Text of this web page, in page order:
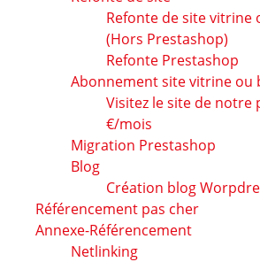
Refonte de site vitrine
(Hors Prestashop)
Refonte Prestashop
Abonnement site vitrine ou
Visitez le site de notre
€/mois
Migration Prestashop
Blog
Création blog
Référencement pas cher
Annexe-Référencement
Netlinking